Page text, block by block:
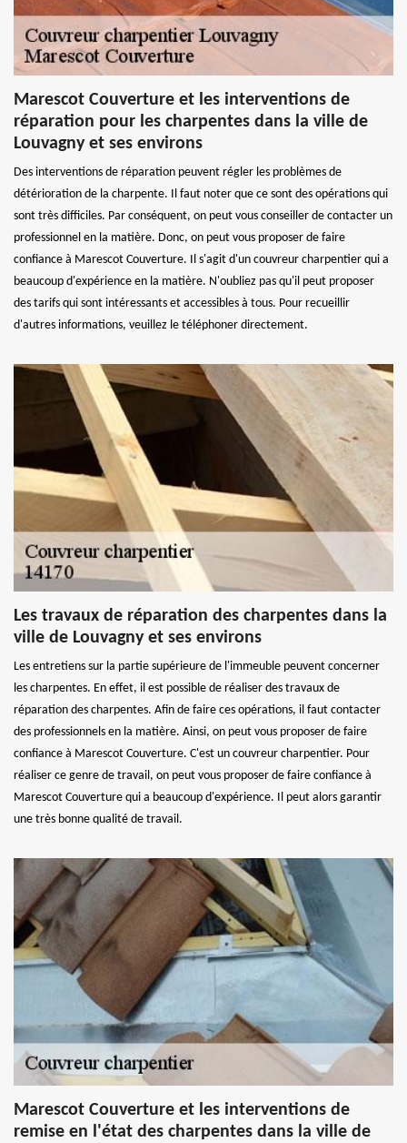
Marescot Couverture et les interventions de
réparation pour les charpentes dans la ville de
Louvagny et ses environs
Des interventions de réparation peuvent régler les problèmes de
détérioration de la charpente. Il faut noter que ce sont des opérations qui
sont très difficiles. Par conséquent, on peut vous conseiller de contacter un
professionnel en la matière. Donc, on peut vous proposer de faire
confiance à Marescot Couverture. Il s'agit d'un couvreur charpentier qui a
beaucoup d'expérience en la matière. N'oubliez pas qu'il peut proposer
des tarifs qui sont intéressants et accessibles à tous. Pour recueillir
d'autres informations, veuillez le téléphoner directement.
Les travaux de réparation des charpentes dans la
ville de Louvagny et ses environs
Les entretiens sur la partie supérieure de l'immeuble peuvent concerner
les charpentes. En effet, il est possible de réaliser des travaux de
réparation des charpentes. Afin de faire ces opérations, il faut contacter
des professionnels en la matière. Ainsi, on peut vous proposer de faire
confiance à Marescot Couverture. C'est un couvreur charpentier. Pour
réaliser ce genre de travail, on peut vous proposer de faire confiance à
Marescot Couverture qui a beaucoup d'expérience. Il peut alors garantir
une très bonne qualité de travail.
Marescot Couverture et les interventions de
remise en l'état des charpentes dans la ville de